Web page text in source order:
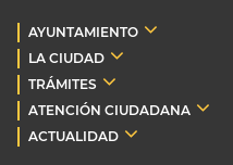
AYUNTAMIENTO
LA CIUDAD
TRÁMITES
ATENCIÓN CIUDADANA
ACTUALIDAD